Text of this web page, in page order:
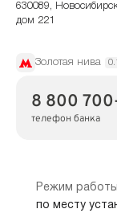
630089,
дом 221
Золотая нива
8 800
телефон банка
Режим работы
по месту